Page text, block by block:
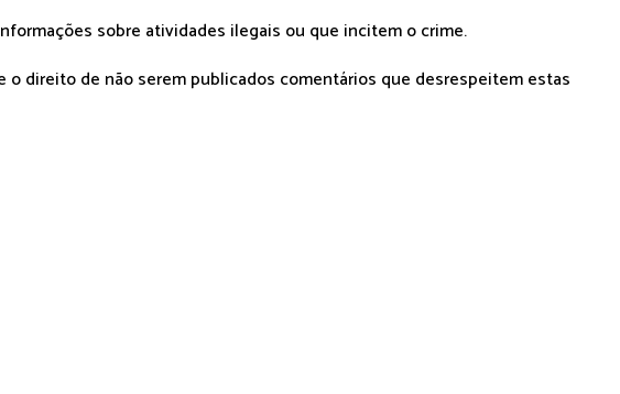
sobre atividades ilegais ou que incitem o crime.
o direito de não serem publicados comentários que desrespeitem estas